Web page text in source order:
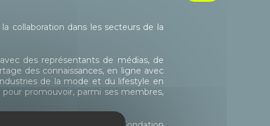
collaboration dans les secteurs de la
des représentants de médias, de
des connaissances, en ligne avec
de la mode et du lifestyle en
promouvoir, parmi ses membres,